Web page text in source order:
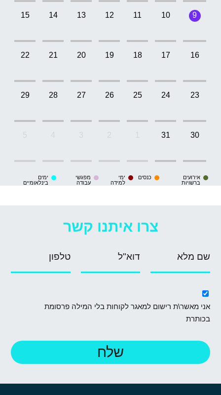
15 14 13 12 11 10 9
22 21 20 19 18 17 16
29 28 27 26 25 24 23
31 30
אירועים
ברשויות
כנסים
ימי
למידה
מפגשי
עבודה
ימים
בינלאומיים
צרו איתנו קשר
אני מאשר\ת רישום למאגר לקוחות בלי המילה פרסומת
בכותרת